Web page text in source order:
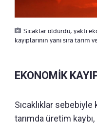
Sıcaklar öldürdü, yaktı
kayıplarının yanı sıra tarım
EKONOMİK
Sıcaklıklar
tarımda üretim